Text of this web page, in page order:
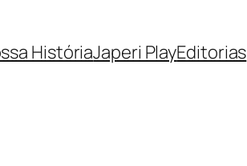
HistóriaJaperi PlayEditorias